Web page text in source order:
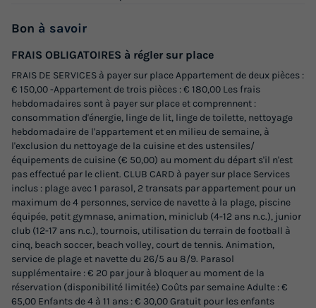
Voir les logements
APPARTEMENT 6 personnes - TRILOCALE
STANDARD (with private terrace)
Surface
55m²
Adultes
6
Chambres
2
Salle de bain
1
Bon à savoir
FRAIS OBLIGATOIRES à régler sur place
FRAIS DE SERVICES à payer sur place Appartement de deux pièces :
€ 150,00 -Appartement de trois pièces : € 180,00 Les frais
hebdomadaires sont à payer sur place et comprennent :
consommation d'énergie, linge de lit, linge de toilette, nettoyage
hebdomadaire de l'appartement et en milieu de semaine, à
l'exclusion du nettoyage de la cuisine et des ustensiles/
équipements de cuisine (€ 50,00) au moment du départ s'il n'est
pas effectué par le client. CLUB CARD à payer sur place Services
inclus : plage avec 1 parasol, 2 transats par appartement pour un
maximum de 4 personnes, service de navette à la plage, piscine
équipée, petit gymnase, animation, miniclub (4-12 ans n.c.), junior
club (12-17 ans n.c.), tournois, utilisation du terrain de football à
cinq, beach soccer, beach volley, court de tennis. Animation,
service de plage et navette du 26/5 au 8/9. Parasol
supplémentaire : € 20 par jour à bloquer au moment de la
réservation (disponibilité limitée) Coûts par semaine Adulte : €
65,00 Enfants de 4 à 11 ans : € 30,00 Gratuit pour les enfants